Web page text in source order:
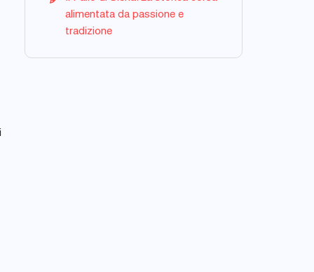
alimentata da passione e
tradizione